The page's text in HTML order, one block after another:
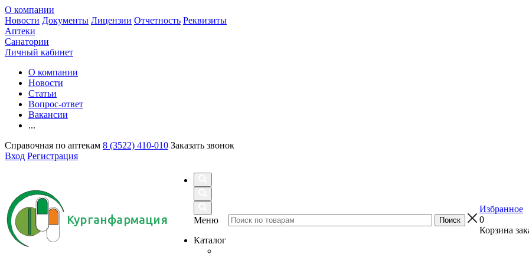
О компании
Новости Документы Лицензии Отчетность Реквизиты
Аптеки
Санатории
Личный кабинет
О компании
Новости
Статьи
Вопрос-ответ
Вакансии
...
Справочная по аптекам 8 (3522) 410-010 Заказать звонок
Вход Регистрация
Курганфармация
Меню
Каталог
Избранное
0
Корзина